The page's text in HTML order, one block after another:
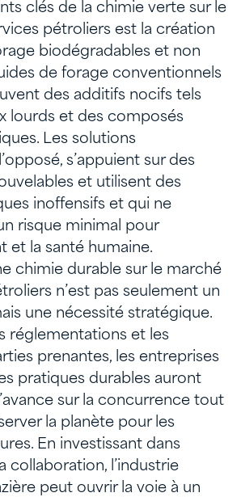
clés de la chimie verte sur le
pétroliers est la création
biodégradables et non
de forage conventionnels
des additifs nocifs tels
lourds et des composés
Les solutions
s’appuient sur des
et utilisent des
inoffensifs et qui ne
risque minimal pour
et la santé humaine.
chimie durable sur le marché
n’est pas seulement un
une nécessité stratégique.
réglementations et les
prenantes, les entreprises
pratiques durables auront
sur la concurrence tout
la planète pour les
En investissant dans
collaboration, l’industrie
peut ouvrir la voie à un